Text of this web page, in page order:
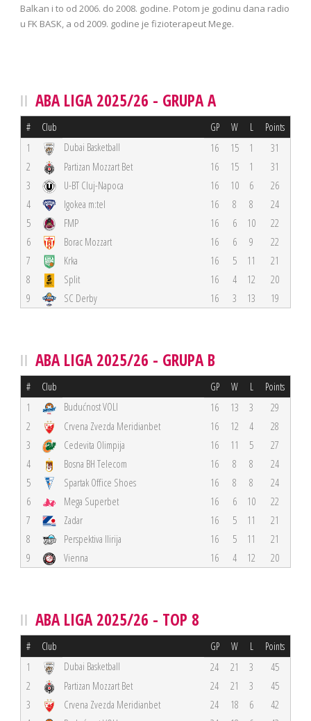
Balkan i to od 2006. do 2008. godine. Potom je godinu dana radio
u FK BASK, a od 2009. godine je fizioterapeut Mege.
ABA LIGA 2025/26 - GRUPA A
# Club GP W L Points
1 Dubai Basketball 16 15 1
31
2
Partizan Mozzart Bet 16 15 1
31
3
U-BT Cluj-Napoca 16 10 6
26
4
Igokea m:tel 16 8 8
24
5
FMP 16 6 10
22
6
Borac Mozzart 16 6 9
22
7
Krka 16 5 11
21
8
Split 16 4 12
20
9
SC Derby 16 3 13 19
ABA LIGA 2025/26 - GRUPA B
# Club GP W L Points
1 Budućnost VOLI 16 13 3
29
2
Crvena Zvezda Meridianbet 16 12 4
28
3
Cedevita Olimpija 16 11 5
27
4
Bosna BH Telecom 16 8 8
24
5
Spartak Office Shoes 16 8 8
24
6
Mega Superbet 16 6 10
22
7
Zadar 16 5 11
21
8
Perspektiva Ilirija 16 5 11
21
9
Vienna 16 4 12 20
ABA LIGA 2025/26 - TOP 8
# Club GP W L Points
1 Dubai Basketball 24 21 3
45
2
Partizan Mozzart Bet 24 21 3
45
3
Crvena Zvezda Meridianbet 24 18 6
42